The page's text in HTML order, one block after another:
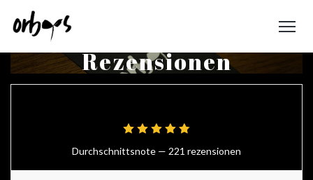
Rezensionen
Durchschnittsnote — 221 rezensionen